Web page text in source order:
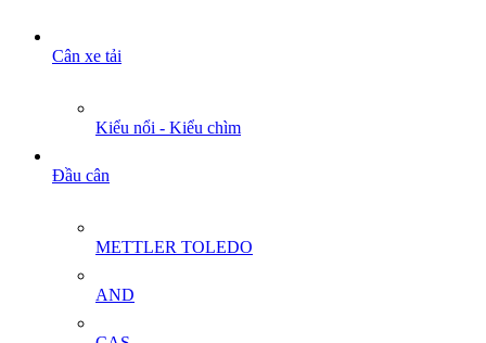
Cân xe tải
Kiểu nổi - Kiểu chìm
Đầu cân
METTLER TOLEDO
AND